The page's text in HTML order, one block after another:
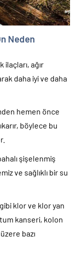
Neden
ağır
daha iyi ve daha
hemen önce
böylece bu
şişelenmiş
ve sağlıklı bir su
klor ve klor yan
kanseri, kolon
bazı